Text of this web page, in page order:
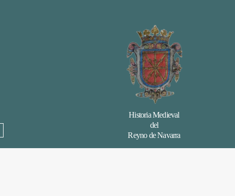
Historia Medieval
del
Reyno de Navarra